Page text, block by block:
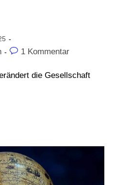
1 Kommentar
die Gesellschaft